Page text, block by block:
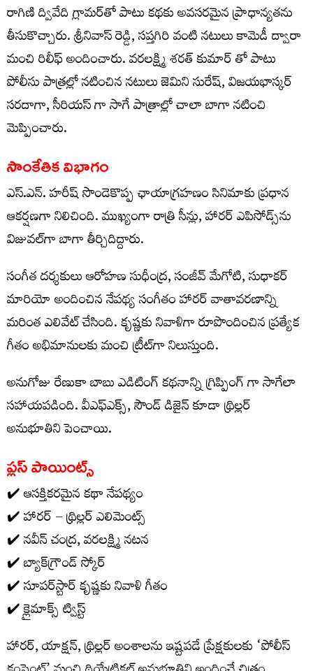
రాగిణి ద్వివేది గ్లామర్‌తో పాటు కథకు అవసరమైన ప్రాధాన్యతను
తీసుకొచ్చారు. శ్రీనివాస్ రెడ్డి, సప్తగిరి వంటి నటులు కామెడీ ద్వారా
మంచి రిలీఫ్ అందించారు. వరలక్ష్మి శరత్ కుమార్ తో పాటు
పోలీసు పాత్రల్లో నటించిన నటులు జెమిని సురేష్, విజయభాస్కర్
సరదాగా, సీరియస్ గా సాగే పాత్రాల్లో చాలా బాగా నటించి
మెప్పించారు.
సాంకేతిక విభాగం
ఎస్.ఎన్. హరీష్ సొండెకొప్ప ఛాయాగ్రహణం సినిమాకు ప్రధాన
ఆకర్షణగా నిలిచింది. ముఖ్యంగా రాత్రి సీన్లు, హారర్ ఎపిసోడ్స్‌ను
విజువల్‌గా బాగా తీర్చిదిద్దారు.
సంగీత దర్శకులు ఆరోహణ సుధీంద్ర, సంజీవ్ మేగోటి, సుధాకర్
మారియో అందించిన నేపథ్య సంగీతం హారర్ వాతావరణాన్ని
మరింత ఎలివేట్ చేసింది. కృష్ణకు నివాళిగా రూపొందించిన ప్రత్యేక
గీతం అభిమానులకు మంచి ట్రీట్‌గా నిలుస్తుంది.
అనుగోజు రేణుకా బాబు ఎడిటింగ్ కథనాన్ని గ్రిప్పింగ్ గా సాగేలా
సహాయపడింది. వీఎఫ్ఎక్స్, సౌండ్ డిజైన్ కూడా థ్రిల్లర్
అనుభూతిని పెంచాయి.
ప్లస్ పాయింట్స్
✔️ ఆసక్తికరమైన కథా నేపథ్యం
✔️ హారర్ – థ్రిల్లర్ ఎలిమెంట్స్
✔️ నవీన్ చంద్ర, వరలక్ష్మి నటన
✔️ బ్యాక్‌గ్రౌండ్ స్కోర్
✔️ సూపర్‌స్టార్ కృష్ణకు నివాళి గీతం
✔️ క్లైమాక్స్ ట్విస్ట్
హారర్, యాక్షన్, థ్రిల్లర్ అంశాలను ఇష్టపడే ప్రేక్షకులకు ‘పోలీస్